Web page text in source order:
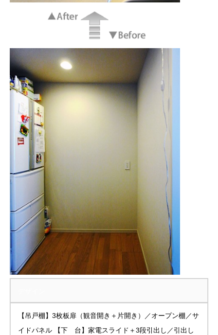
【吊戸棚】3枚板扉（観音開き＋片開き）／オープン棚／サ
イドパネル 【下 台】家電スライド＋3段引出し／引出し